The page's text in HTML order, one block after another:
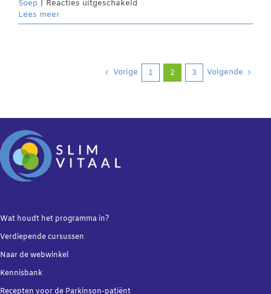
Soep
Reacties uitgeschakeldvoor
met
Lees meer
Vorige 1 2 3 Volgende
Wat houdt het programma in?
Verdiependecursussen
Naar de webwinkel
Kennisbank
Recepten voor de Parkinson-patiënt